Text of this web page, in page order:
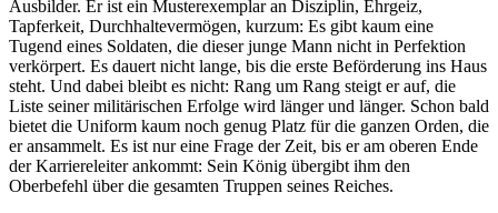
Ausbilder. Er ist ein Musterexemplar an Disziplin, Ehrgeiz,
Tapferkeit, Durchhaltevermögen, kurzum: Es gibt kaum eine
Tugend eines Soldaten, die dieser junge Mann nicht in Perfektion
verkörpert. Es dauert nicht lange, bis die erste Beförderung ins Haus
steht. Und dabei bleibt es nicht: Rang um Rang steigt er auf, die
Liste seiner militärischen Erfolge wird länger und länger. Schon bald
bietet die Uniform kaum noch genug Platz für die ganzen Orden, die
er ansammelt. Es ist nur eine Frage der Zeit, bis er am oberen Ende
der Karriereleiter ankommt: Sein König übergibt ihm den
Oberbefehl über die gesamten Truppen seines Reiches.